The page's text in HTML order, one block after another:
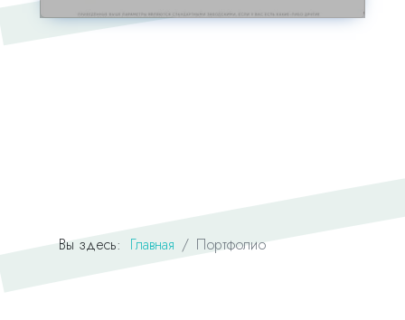
Вы здесь: Главная Портфолио